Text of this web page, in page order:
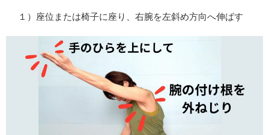
１）座位または椅子に座り、右腕を左斜め方向へ伸ばす